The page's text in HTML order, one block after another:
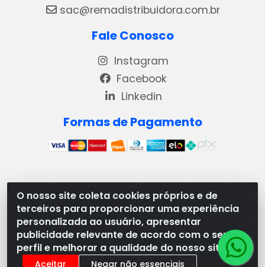
O nosso site coleta cookies próprios e de
terceiros para proporcionar uma experiência
personalizada ao usuário, apresentar
publicidade relevante de acordo com o seu
perfil e melhorar a qualidade do nosso site.
Aceitar Negar não essenciais
sac@remadistribuidora.com.br
Fale Conosco
Instagram
Facebook
Linkedin
Formas de Pagamento
REMA DISTRIBUIDORA E REPRESENTAÇÕES DE
PRODUTOS LACTEOS LTDA - VIA DPI 6 QD 4 LOTES
13 E 14, BAIRRO DPI - MORRINHOS/GO - CEP:75.653-
408 - CNPJ: 03.369.186/0001-49